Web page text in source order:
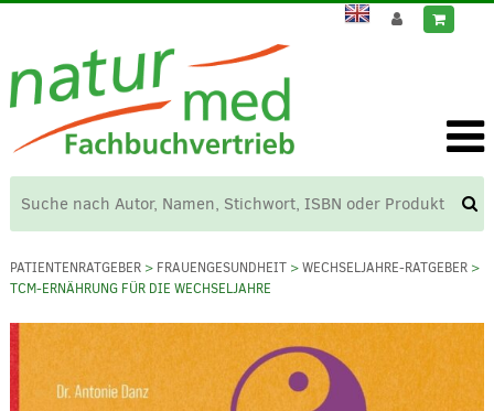
PATIENTENRATGEBER> FRAUENGESUNDHEIT>WECHSELJAHRE-RATGEBER>
TCM-ERNÄHRUNG FÜR DIE WECHSELJAHRE